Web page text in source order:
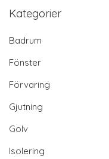
Kategorier
Badrum
Fönster
Förvaring
Gjutning
Golv
Isolering